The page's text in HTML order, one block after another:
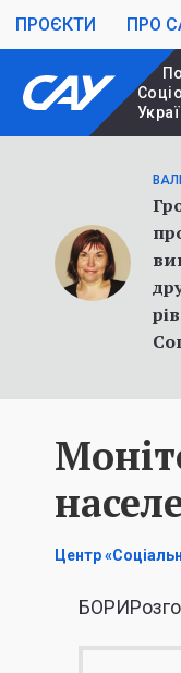
ПРОЄКТИ ПРО
Центр